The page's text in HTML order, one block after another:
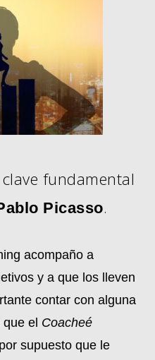
fundamental
Picasso.
acompaño a
y a que los lleven
contar con alguna
el Coacheé
supuesto que le